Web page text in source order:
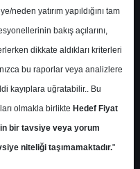
Get.
1
Yok
1
neden yatırım yapıldığını tam
bakış açılarını,
dikkate aldıkları kriterleri
bu raporlar veya analizlere
kayıplara uğratabilir.. Bu
olmakla birlikte Hedef Fiyat
bir tavsiye veya yorum
niteliği taşımamaktadır."